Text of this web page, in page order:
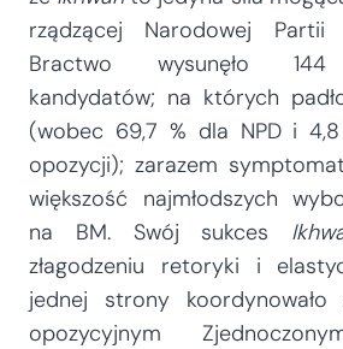
rządzącej Narodowej Partii
Bractwo wysunęło 144
kandydatów; na których
(wobec 69,7 % dla NPD i
opozycji); zarazem
większość najmłodszych
na BM. Swój sukces
złagodzeniu retoryki i
jednej strony koordynowało
opozycyjnym